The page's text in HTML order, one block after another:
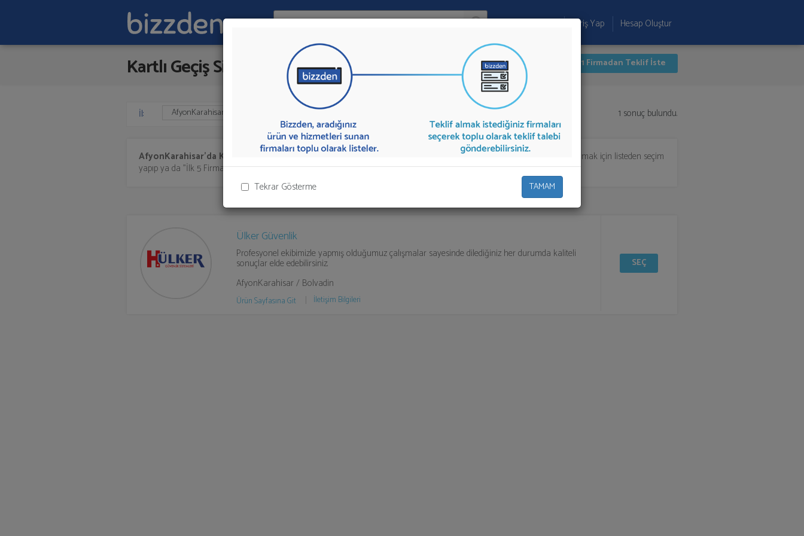
Tekrar Gösterme TAMAM
Ara:
Firma Ekle Giriş Yap Hesap Oluştur
Kartlı Geçiş Sistemleri İlk 1 Firmadan Teklif İste
İl: 1 sonuç bulundu.
AfyonKarahisar'da Kartlı Geçiş Sistemlerisunan firmalar aşağıda listelenmektedir. Kartlı Geçiş Sistemleri
teklifi almak için listeden seçim
yapıp ya da "İlk 5 Firmadan Teklif İste" kısmından toplu olarak teklif talebinizi firmalara aktarabilirsiniz.
Ülker Güvenlik
Profesyonel ekibimizle yapmış olduğumuz çalışmalar sayesinde dilediğiniz her durumda kaliteli
sonuçlar elde edebilirsiniz.
AfyonKarahisar / Bolvadin
Ürün Sayfasına Git İletişim Bilgileri
SEÇ